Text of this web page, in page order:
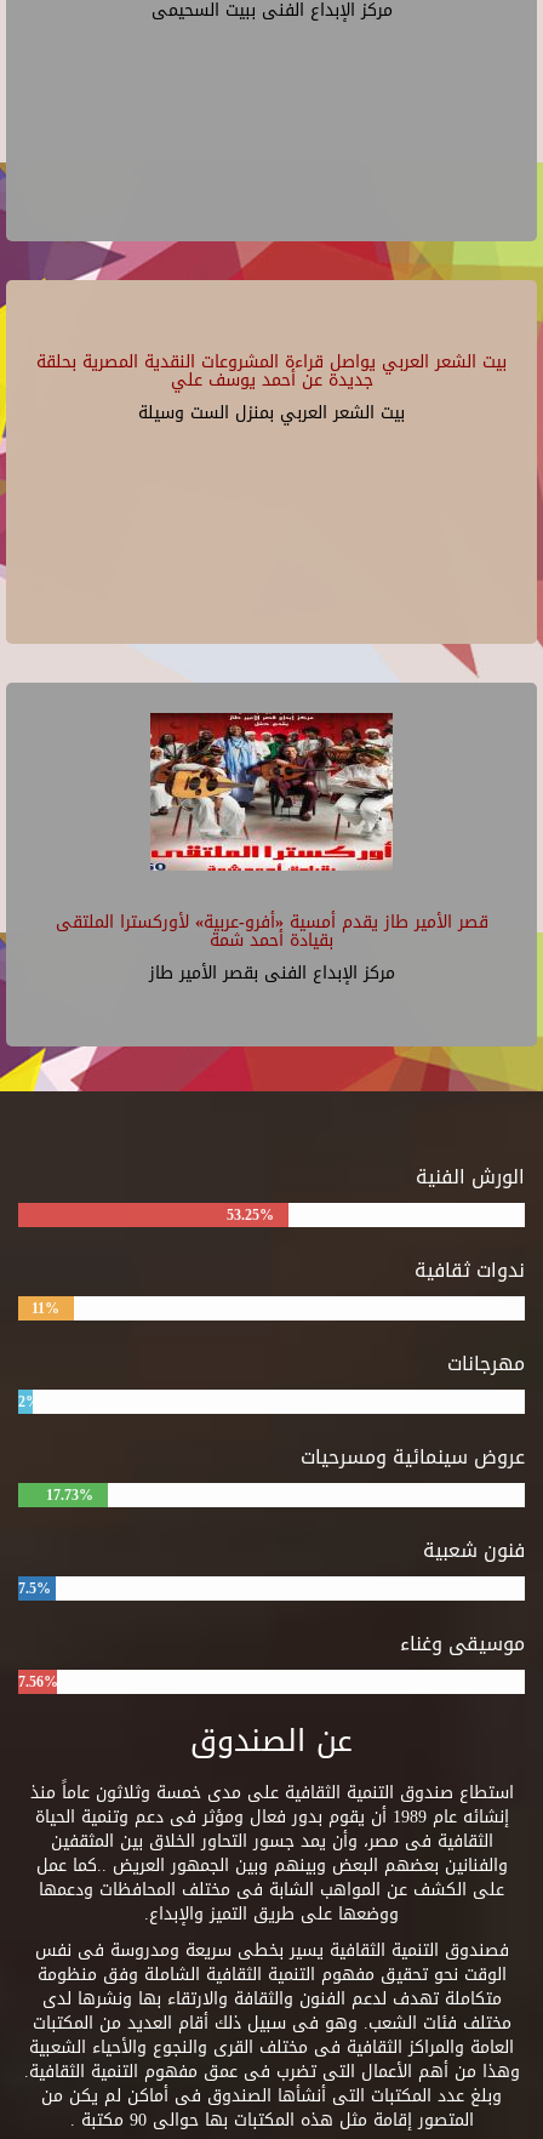
مركز الإبداع الفنى ببيت السحيمى
بيت الشعر العربي يواصل قراءة المشروعات النقدية المصرية بحلقة
جديدة عن أحمد يوسف علي
بيت الشعر العربي بمنزل الست وسيلة
قصر الأمير طاز يقدم أمسية «أفرو-عربية» لأوركسترا الملتقى
بقيادة أحمد شمة
مركز الإبداع الفنى بقصر الأمير طاز
الورش الفنية
53.25%
ندوات ثقافية
11%
مهرجانات
2%
عروض سينمائية ومسرحيات
17.73%
فنون شعبية
7.5%
موسيقى وغناء
7.56%
عن الصندوق
استطاع صندوق التنمية الثقافية على مدى خمسة وثلاثون عاماً منذ
إنشائه عام 1989 أن يقوم بدور فعال ومؤثر فى دعم وتنمية الحياة
الثقافية فى مصر، وأن يمد جسور التحاور الخلاق بين المثقفين
والفنانين بعضهم البعض وبينهم وبين الجمهور العريض ..كما عمل
على الكشف عن المواهب الشابة فى مختلف المحافظات ودعمها
ووضعها على طريق التميز والإبداع.
فصندوق التنمية الثقافية يسير بخطى سريعة ومدروسة فى نفس
الوقت نحو تحقيق مفهوم التنمية الثقافية الشاملة وفق منظومة
متكاملة تهدف لدعم الفنون والثقافة والارتقاء بها ونشرها لدى
مختلف فئات الشعب. وهو فى سبيل ذلك أقام العديد من المكتبات
العامة والمراكز الثقافية فى مختلف القرى والنجوع والأحياء الشعبية
وهذا من أهم الأعمال التى تضرب فى عمق مفهوم التنمية الثقافية.
وبلغ عدد المكتبات التى أنشأها الصندوق فى أماكن لم يكن من
المتصور إقامة مثل هذه المكتبات بها حوالى 90 مكتبة .